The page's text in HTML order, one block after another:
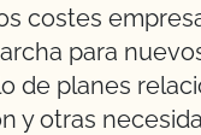
costes
para
de planes
y otras